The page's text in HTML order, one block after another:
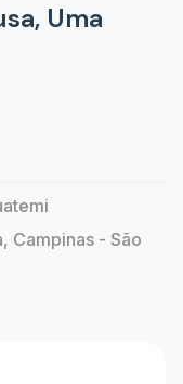
Uma
Campinas - São